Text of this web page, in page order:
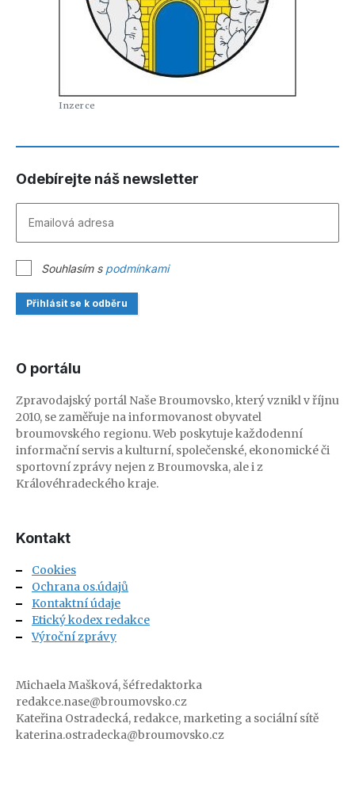
Odebírejte náš newsletter
Souhlasím s podmínkami
Přihlásit se k odběru
O portálu
Zpravodajský portál Naše Broumovsko, který vznikl v říjnu
2010, se zaměřuje na informovanost obyvatel
broumovského regionu. Web poskytuje každodenní
informační servis a kulturní, společenské, ekonomické či
sportovní zprávy nejen z Broumovska, ale i z
Královéhradeckého kraje.
Kontakt
Cookies
Ochrana os.údajů
Kontaktní údaje
Etický kodex redakce
Výroční zprávy
Michaela Mašková, šéfredaktorka
redakce.nase@broumovsko.cz
Kateřina Ostradecká, redakce, marketing a sociální sítě
katerina.ostradecka@broumovsko.cz